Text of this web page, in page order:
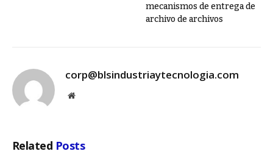
mecanismos de entrega de
archivo de archivos
corp@blsindustriaytecnologia.com
Website
Related Posts